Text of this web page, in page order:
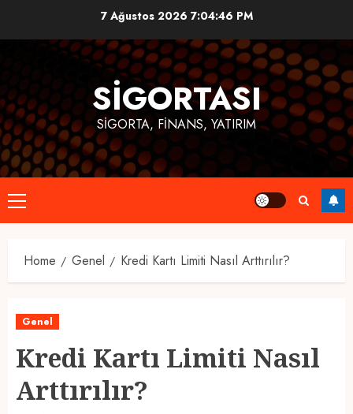
7 Ağustos 20267:04:47 PM
SIGORTASI
SIGORTA, FINANS, YATIRIM
Primary
Menu
Home Genel Kredi Kartı Limiti Nasıl Arttırılır?
Genel
Kredi Kartı Limiti Nasıl
Arttırılır?